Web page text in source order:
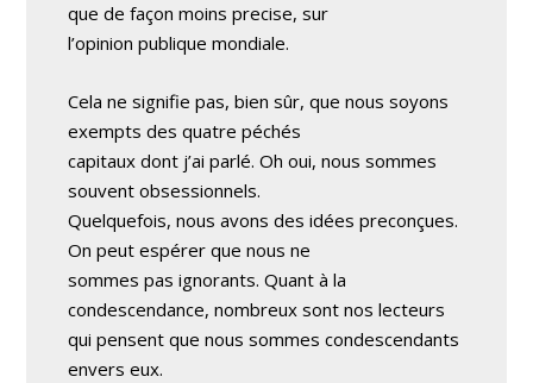
que de façon moins precise, sur
l’opinion publique mondiale.
Cela ne signifie pas, bien sûr, que nous soyons
exempts des quatre péchés
capitaux dont j’ai parlé. Oh oui, nous sommes
souvent obsessionnels.
Quelquefois, nous avons des idées preconçues.
On peut espérer que nous ne
sommes pas ignorants. Quant à la
condescendance, nombreux sont nos lecteurs
qui pensent que nous sommes condescendants
envers eux.